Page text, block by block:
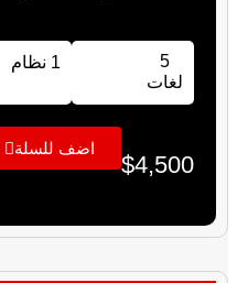
5
لغات
1 نظام
$4,500
اضف للسلة